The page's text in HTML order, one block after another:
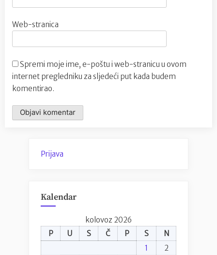
Web-stranica
Spremi moje ime, e-poštu i web-stranicu u ovom
internet pregledniku za sljedeći put kada budem
komentirao.
Prijava
Kalendar
kolovoz 2026
P
U S Č P S
N
1
2